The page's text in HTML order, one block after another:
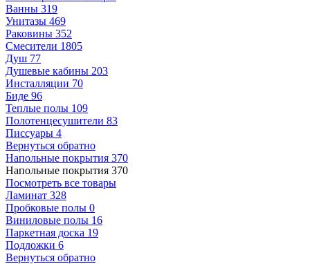
Ванны 319
Унитазы 469
Раковины 352
Смесители 1805
Душ 77
Душевые кабины 203
Инсталляции 70
Биде 96
Теплые полы 109
Полотенцесушители 83
Писсуары 4
Вернуться обратно
Напольные покрытия 370
Напольные покрытия 370
Посмотреть все товары
Ламинат 328
Пробковые полы 0
Виниловые полы 16
Паркетная доска 19
Подложки 6
Вернуться обратно